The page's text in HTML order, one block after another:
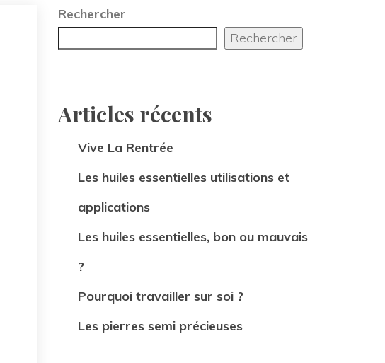
CONVENIR ?
Rechercher
Rechercher
Articles récent
Vive La Rentrée
Les huiles essentielles utilisations et
application
Les huiles essentielles, bon ou mauvais
?
Pourquoi travailler sur soi ?
Les pierres semi précieuse